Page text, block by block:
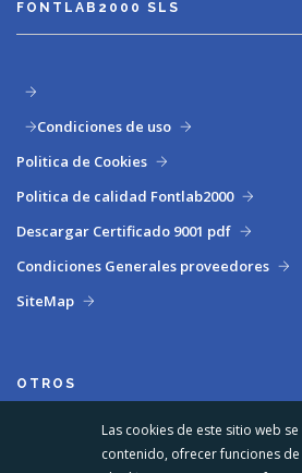
FONTLAB2000 SLS
Condiciones de uso
Politica de Cookies
Politica de calidad Fontlab2000
Descargar Certificado 9001 pdf
Condiciones Generales proveedores
SiteMap
OTROS
Las cookies de este sitio web
contenido, ofrecer funciones